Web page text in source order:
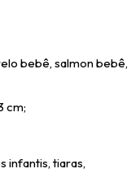
bebê, salmon bebê,
cm;
infantis, tiaras,